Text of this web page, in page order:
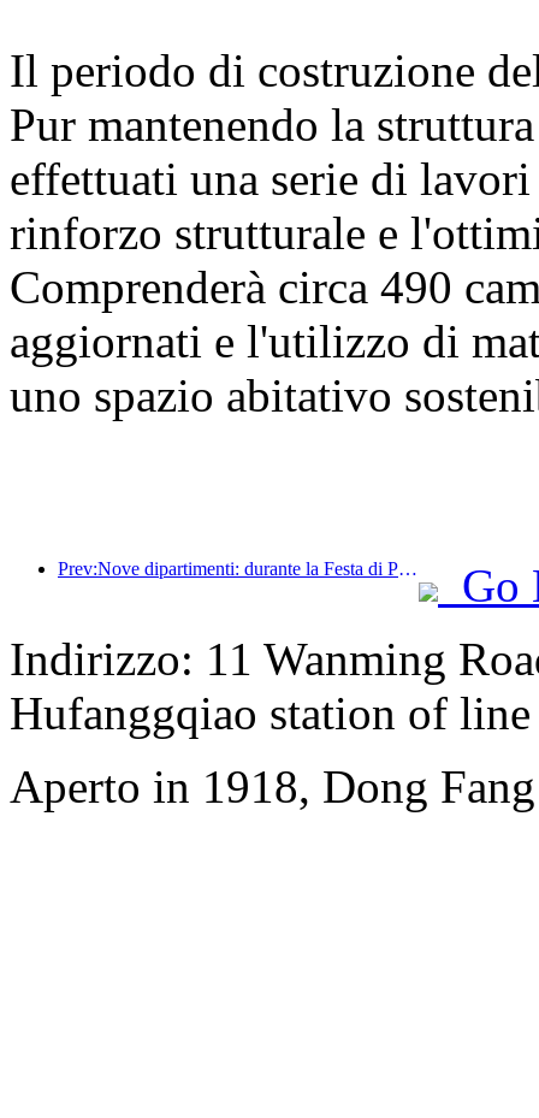
Il periodo di costruzione
Pur mantenendo la
effettuati una serie di
rinforzo strutturale e
Comprenderà circa 490
aggiornati e l'utilizzo di
uno spazio abitativo
Prev:Nove dipartimenti: durante la Festa di Primavera, le catene alberghiere e le case vacanze boutique offriranno misure preferenziali.
Go
Indirizzo: 11 Wanming
Hufanggqiao station of
Aperto in 1918, Dong